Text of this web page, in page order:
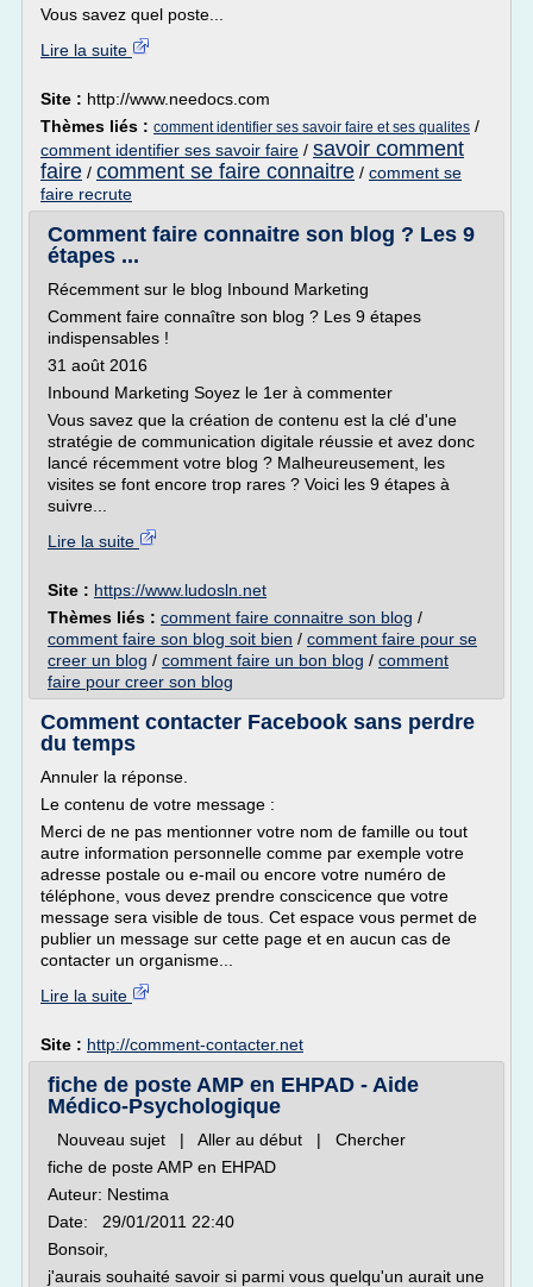
Vous savez quel poste...
Lire la suite
Site : http://www.needocs.com
Thèmes liés : comment identifier ses savoir faire et ses qualites /
comment identifier ses savoir faire / savoir comment
faire / comment se faire connaitre / comment se
faire recrute
Comment faire connaitre son blog ? Les 9
étapes ...
Récemment sur le blog Inbound Marketing
Comment faire connaître son blog ? Les 9 étapes
indispensables !
31 août 2016
Inbound Marketing Soyez le 1er à commenter
Vous savez que la création de contenu est la clé d'une
stratégie de communication digitale réussie et avez donc
lancé récemment votre blog ? Malheureusement, les
visites se font encore trop rares ? Voici les 9 étapes à
suivre...
Lire la suite
Site : https://www.ludosln.net
Thèmes liés : comment faire connaitre son blog /
comment faire son blog soit bien / comment faire pour se
creer un blog / comment faire un bon blog / comment
faire pour creer son blog
Comment contacter Facebook sans perdre
du temps
Annuler la réponse.
Le contenu de votre message :
Merci de ne pas mentionner votre nom de famille ou tout
autre information personnelle comme par exemple votre
adresse postale ou e-mail ou encore votre numéro de
téléphone, vous devez prendre conscicence que votre
message sera visible de tous. Cet espace vous permet de
publier un message sur cette page et en aucun cas de
contacter un organisme...
Lire la suite
Site : http://comment-contacter.net
fiche de poste AMP en EHPAD - Aide
Médico-Psychologique
Nouveau sujet | Aller au début | Chercher
fiche de poste AMP en EHPAD
Auteur: Nestima
Date: 29/01/2011 22:40
Bonsoir,
j'aurais souhaité savoir si parmi vous quelqu'un aurait une